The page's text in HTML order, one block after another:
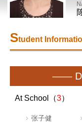
Student
——
At School（3）
张子健